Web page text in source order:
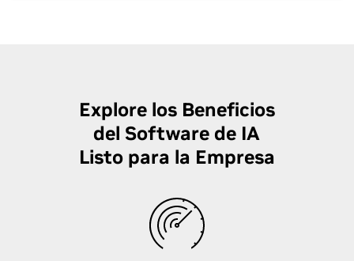
Explore los Beneficios
del Software de IA
Listo para la Empresa